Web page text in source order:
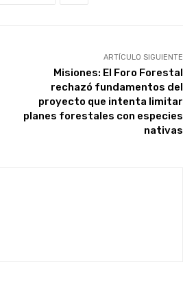
ARTÍCULO SIGUIENTE
Misiones: El Foro Forestal
rechazó fundamentos del
proyecto que intenta limitar
planes forestales con especies
nativas